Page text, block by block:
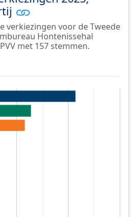
verkiezingen voor de Tweede
Hontenissehal
met 157 stemmen.